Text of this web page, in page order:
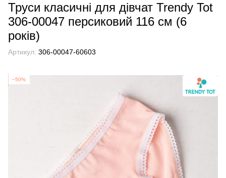
Труси класичні для дівчат Trendy Tot
306-00047 персиковий 116 см (6
років)
Артикул: 306-00047-60603
−50%